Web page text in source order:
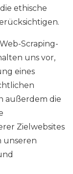
ethische
Scraping-
uns vor,
eines
außerdem die
Zielwebsites
unseren